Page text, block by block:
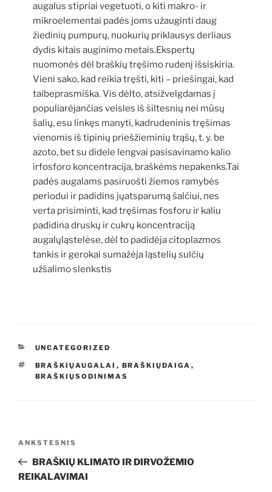
augalus stipriai vegetuoti, o kiti makro- ir
mikroelementai padės joms užauginti daug
žiedinių pumpurų, nuokurių priklausys derliaus
dydis kitais auginimo metais.Ekspertų
nuomonės dėl braškių tręšimo rudenį išsiskiria.
Vieni sako, kad reikia tręšti, kiti – priešingai, kad
taibeprasmiška. Vis dėlto, atsižvelgdamas į
populiarėjančias veisles iš šiltesnių nei mūsų
šalių, esu linkęs manyti, kadrudeninis tręšimas
vienomis iš tipinių priešžieminių trąšų, t. y. be
azoto, bet su didele lengvai pasisavinamo kalio
irfosforo koncentracija, braškėms nepakenks.Tai
padės augalams pasiruošti žiemos ramybės
periodui ir padidins jųatsparumą šalčiui, nes
verta prisiminti, kad tręšimas fosforu ir kaliu
padidina druskų ir cukrų koncentraciją
augalųląstelėse, dėl to padidėja citoplazmos
tankis ir gerokai sumažėja ląstelių sulčių
užšalimo slenkstis
KATEGORIJOS
UNCATEGORIZED
ŽYMOS
BRAŠKIŲAUGALAI , BRAŠKIŲDAIGA ,
BRAŠKIŲSODINIMAS
įrašų
Ankstesnis
įrašas
ANKSTESNIS
BRAŠKIŲ KLIMATO IR DIRVOŽEMIO
REIKALAVIMAI